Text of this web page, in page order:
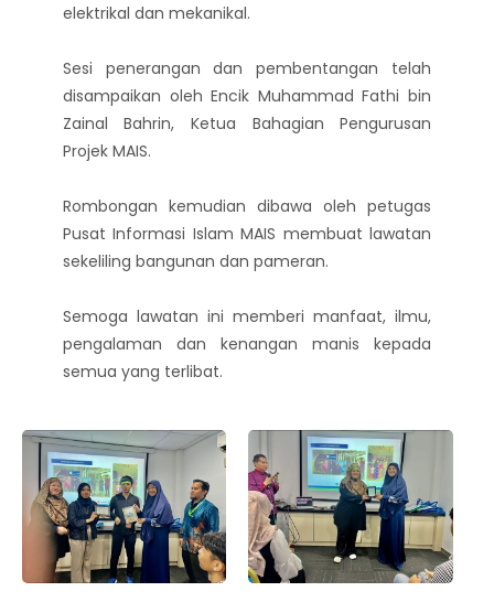
elektrikal dan mekanikal.
Sesi penerangan dan pembentangan telah
disampaikan oleh Encik Muhammad Fathi bin
Zainal Bahrin, Ketua Bahagian Pengurusan
Projek MAIS.
Rombongan kemudian dibawa oleh petugas
Pusat Informasi Islam MAIS membuat lawatan
sekeliling bangunan dan pameran.
Semoga lawatan ini memberi manfaat, ilmu,
pengalaman dan kenangan manis kepada
semua yang terlibat.